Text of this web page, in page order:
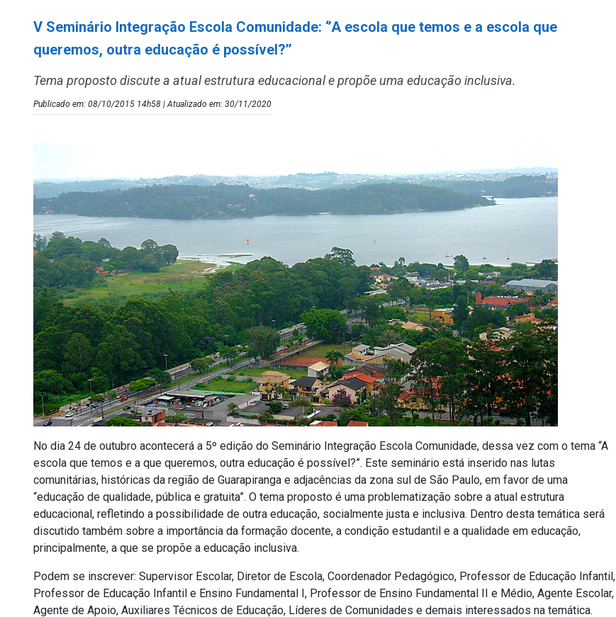
V Seminário Integração Escola Comunidade: ‘’A escola que temos e a escola que
queremos, outra educação é possível?’’
Tema proposto discute a atual estrutura educacional e propõe uma educação inclusiva.
Publicado em: 08/10/2015 14h58 | Atualizado em: 30/11/2020
No dia 24 de outubro acontecerá a 5º edição do Seminário Integração Escola Comunidade, dessa vez com o tema “A
escola que temos e a que queremos, outra educação é possível?”. Este seminário está inserido nas lutas
comunitárias, históricas da região de Guarapiranga e adjacências da zona sul de São Paulo, em favor de uma
“educação de qualidade, pública e gratuita”. O tema proposto é uma problematização sobre a atual estrutura
educacional, refletindo a possibilidade de outra educação, socialmente justa e inclusiva. Dentro desta temática será
discutido também sobre a importância da formação docente, a condição estudantil e a qualidade em educação,
principalmente, a que se propõe a educação inclusiva.
Podem se inscrever: Supervisor Escolar, Diretor de Escola, Coordenador Pedagógico, Professor de Educação Infantil,
Professor de Educação Infantil e Ensino Fundamental I, Professor de Ensino Fundamental II e Médio, Agente Escolar,
Agente de Apoio, Auxiliares Técnicos de Educação, Líderes de Comunidades e demais interessados na temática.